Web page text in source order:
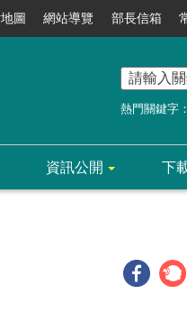
圖 網站導覽 部長信箱
熱門關鍵字：
資訊公開 下